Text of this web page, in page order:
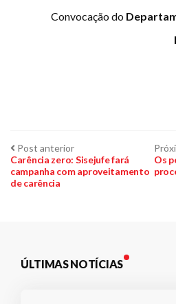
Convocação do
Navegação
de
Post anteriorPost
anterior:
Carência zero: Sisejufe fará
campanha com aproveitamento
de carência
Os
ÚLTIMAS NOTÍCIAS